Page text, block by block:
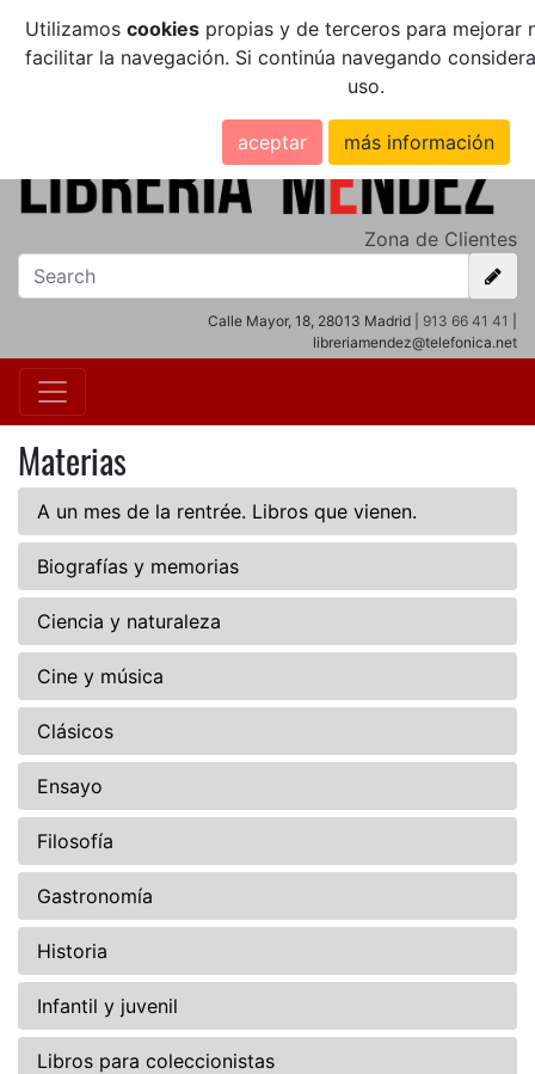
Utilizamos cookiespropias y de terceros para mejorar
facilitar la navegación. Si continúa navegando
uso.
aceptar más información
Zona de Clientes
Calle Mayor, 18, 28013 Madrid | 913 66 41 41
libreriamendez@telefonica.net
Materias
A un mes de la rentrée. Libros que vienen.
Biografías y memorias
Ciencia y naturaleza
Cine y música
Clásicos
Ensayo
Filosofía
Gastronomía
Historia
Infantil y juvenil
Libros para coleccionistas